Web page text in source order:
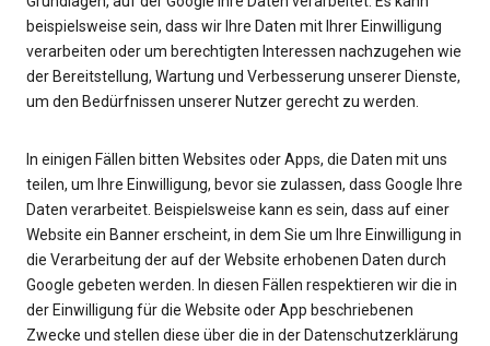
beispielsweise sein, dass wir Ihre Daten mit Ihrer Einwilligung
verarbeiten oder um berechtigten Interessen nachzugehen wie
der Bereitstellung, Wartung und Verbesserung unserer Dienste,
um den Bedürfnissen unserer Nutzer gerecht zu werden.
In einigen Fällen bitten Websites oder Apps, die Daten mit uns
teilen, um Ihre Einwilligung, bevor sie zulassen, dass Google Ihre
Daten verarbeitet. Beispielsweise kann es sein, dass auf einer
Website ein Banner erscheint, in dem Sie um Ihre Einwilligung in
die Verarbeitung der auf der Website erhobenen Daten durch
Google gebeten werden. In diesen Fällen respektieren wir die in
der Einwilligung für die Website oder App beschriebenen
Zwecke und stellen diese über die in der Datenschutzerklärung